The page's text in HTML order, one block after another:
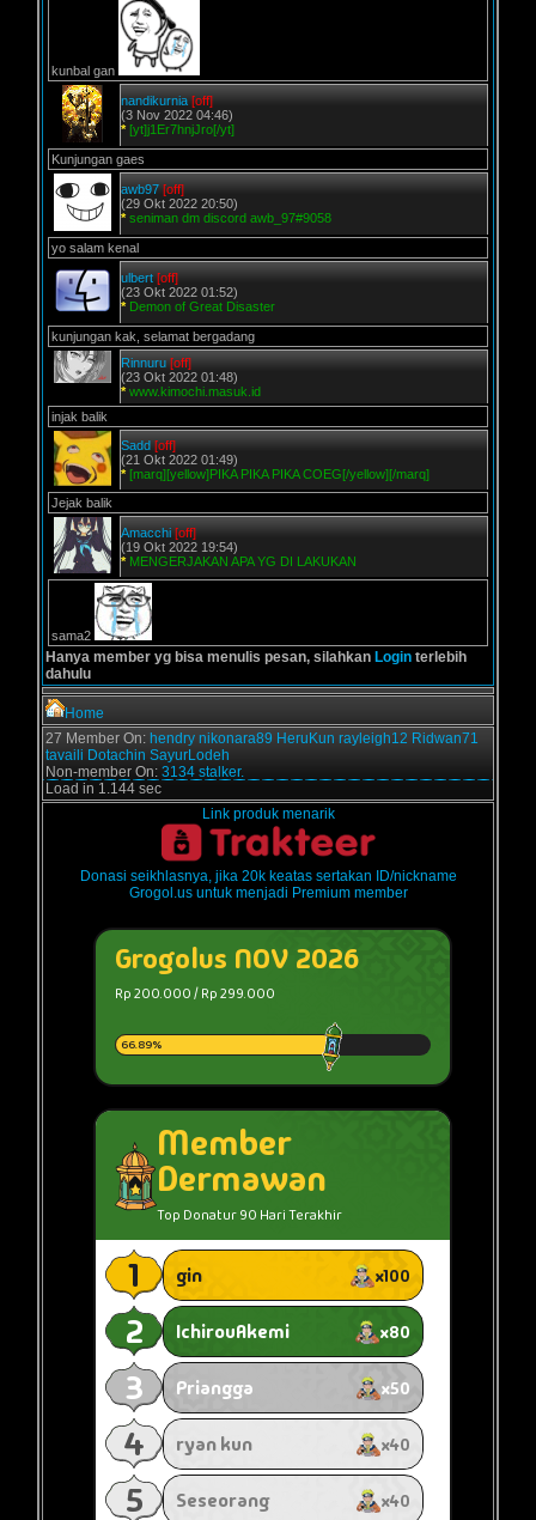
kunbal gan
nandikurnia [off]
(3 Nov 2022 04:46)
* [yt]j1Er7hnjJro[/yt]
Kunjungan gaes
awb97 [off]
(29 Okt 2022 20:50)
* seniman dm discord awb_97#9058
yo salam kenal
ulbert [off]
(23 Okt 2022 01:52)
* Demon of Great Disaster
kunjungan kak, selamat bergadang
Rinnuru [off]
(23 Okt 2022 01:48)
* www.kimochi.masuk.id
injak balik
Sadd [off]
(21 Okt 2022 01:49)
* [marq][yellow]PIKA PIKA PIKA COEG[/yellow][/marq]
Jejak balik
Amacchi [off]
(19 Okt 2022 19:54)
* MENGERJAKAN APA YG DI LAKUKAN
sama2
Hanya member yg bisa menulis pesan, silahkan Login terlebih
dahulu
Home
27 Member On: hendry nikonara89 HeruKun rayleigh12 Ridwan71
tavaili Dotachin SayurLodeh
Non-member On: 3134 stalker.
Load in 1.144 sec
Link produk menarik
Donasi seikhlasnya, jika 20k keatas sertakan ID/nickname
Grogol.us untuk menjadi Premium member